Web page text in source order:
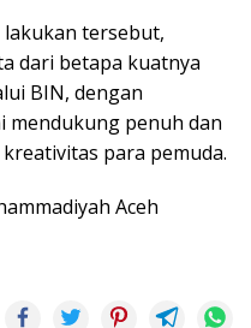
lakukan tersebut,
dari betapa kuatnya
BIN, dengan
mendukung penuh dan
para pemuda.
Aceh